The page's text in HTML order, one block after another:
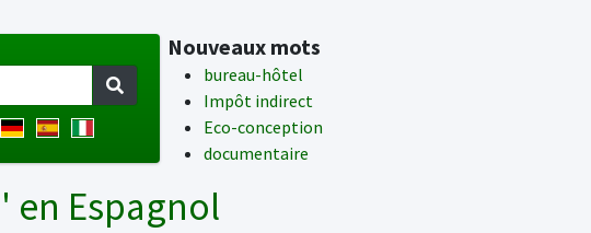
Nouveaux mots
bureau-hôtel
Impôt indirect
Eco-conception
documentaire
' en Espagnol